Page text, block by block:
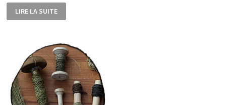
LES
RENDEZ-
VOUS
MARCHOISE
LIRE LA SUITE